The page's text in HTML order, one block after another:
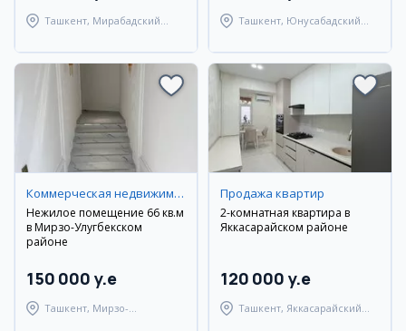
Ташкент, Мирабадский
Ташкент, Юнусабадский
Коммерческая недвижимость
Нежилое помещение 66 кв.м
в Мирзо-Улугбекском
районе
150 000 y.e
Ташкент, Мирзо-
Продажа квартир
2-комнатная квартира в
Яккасарайском районе
120 000 y.e
Ташкент, Яккасарайский